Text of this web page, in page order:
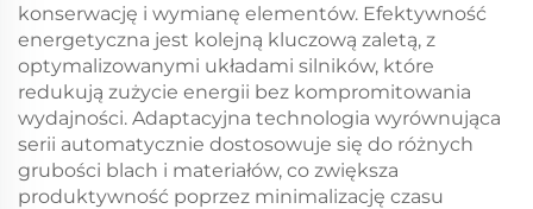
konserwację i wymianę elementów. Efektywność
energetyczna jest kolejną kluczową zaletą, z
optymalizowanymi układami silników, które
redukują zużycie energii bez kompromitowania
wydajności. Adaptacyjna technologia wyrównująca
serii automatycznie dostosowuje się do różnych
grubości blach i materiałów, co zwiększa
produktywność poprzez minimalizację czasu